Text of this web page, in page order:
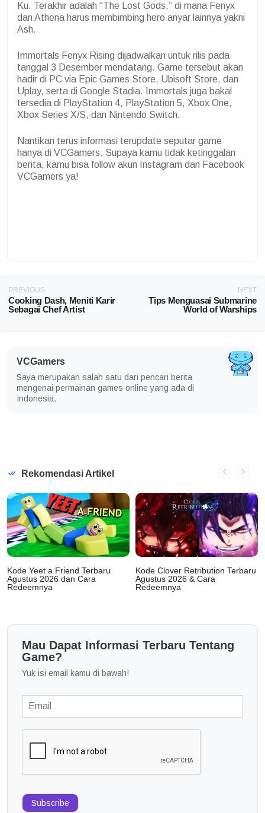
Ku. Terakhir adalah “The Lost Gods,” di mana Fenyx
dan Athena harus membimbing hero anyar lainnya yakni
Ash.
Immortals Fenyx Rising dijadwalkan untuk rilis pada
tanggal 3 Desember mendatang. Game tersebut akan
hadir di PC via Epic Games Store, Ubisoft Store, dan
Uplay, serta di Google Stadia. Immortals juga bakal
tersedia di PlayStation 4, PlayStation 5, Xbox One,
Xbox Series X/S, dan Nintendo Switch.
Nantikan terus informasi terupdate seputar game
hanya di VCGamers. Supaya kamu tidak ketinggalan
berita, kamu bisa follow akun Instagram dan Facebook
VCGamers ya!
PREVIOUS
Cooking Dash, Meniti Karir
Sebagai Chef Artist
NEXT
Tips Menguasai Submarine
World of Warships
VCGamers
Saya merupakan salah satu dari pencari berita
mengenai permainan games online yang ada di
Indonesia.
Rekomendasi Artikel
Kode Yeet a Friend Terbaru
Agustus 2026 dan Cara
Redeemnya
Kode Clover Retribution Terbaru
Agustus 2026 & Cara
Redeemnya
Mau Dapat Informasi Terbaru Tentang
Game?
Yuk isi email kamu di bawah!
Subscribe